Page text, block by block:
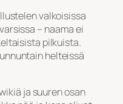
valkoisissa
– naama ei
pilkuista.
helteissä
ja suuren osan